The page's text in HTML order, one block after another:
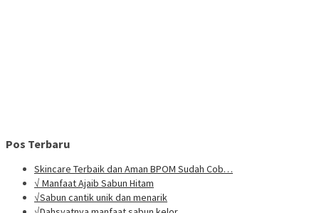
Pos Terbaru
Skincare Terbaik dan Aman BPOM Sudah Cob…
√ Manfaat Ajaib Sabun Hitam
√Sabun cantik unik dan menarik